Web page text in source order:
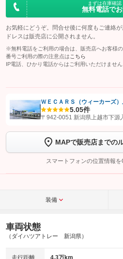
まずは在庫確
無料電話で
お気軽にどうぞ。問合せ後に何度もご連絡
ドレスは販売店に公開されません。
※無料電話をご利用の場合は、販売店へお客様
番号ご利用の際の注意点は こちら
IP電話、ひかり電話からはご利用いただけません
【STEP1】認証画面でグーネットを友だち
トーク画面で
ボタンをタップ
完了してください。
こちら
ＷＥＣＡＲＳ（ウィーカーズ
5.05件
〒942-0051 新潟県上越市下源
MAPで販売店までの
スマートフォンの位置情報
装備
車両状態
（ダイハツアトレー 新潟県）
走行距離 4.3万km